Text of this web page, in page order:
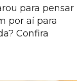
para pensar
por aí para
Confira